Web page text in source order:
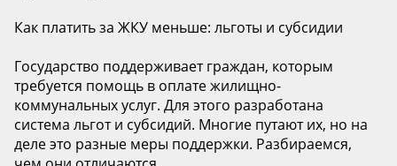
Как платить за ЖКУ меньше: льготы и субсидии
Государство поддерживает граждан, которым
требуется помощь в оплате жилищно-
коммунальных услуг. Для этого разработана
система льгот и субсидий. Многие путают их, но на
деле это разные меры поддержки. Разбираемся,